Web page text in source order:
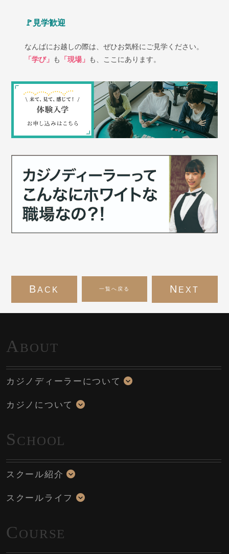
🚩見学歓迎
なんばにお越しの際は、ぜひお気軽にご見学ください。
「学び」 も 「現場」 も、ここにあります。
BACK 一覧へ戻る N EXT
A BOUT
カジノディーラーについて
カジノについて
SCHOOL
スクール紹介
スクールライフ
COURSE